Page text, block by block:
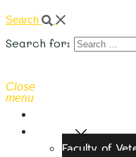
Search
Search for:
Close
menu
About Us
Faculty of